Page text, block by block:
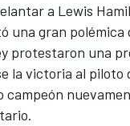
a Lewis
una gran
protestaron una
la victoria al piloto
campeón